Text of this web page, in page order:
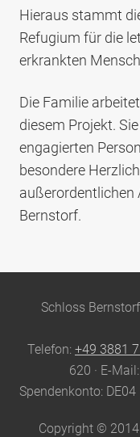
Hieraus stammt
Refugium für die
erkrankten
Die Familie
diesem Projekt.
engagierten
besondere
außerordentlichen
Bernstorf.
SiteSchloss
Telefon: +49 3881
620 · E-Mail:
Spendenkonto:
Copyright ©